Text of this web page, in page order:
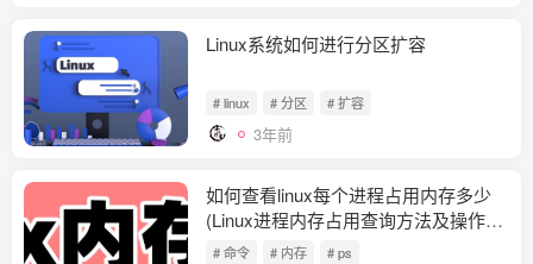
Linux系统如何进行分区扩容
# linux # 分区 # 扩容
3年前
如何查看linux每个进程占用内存多少
(Linux进程内存占用查询方法及操作技
巧)
# 命令 # 内存 # ps